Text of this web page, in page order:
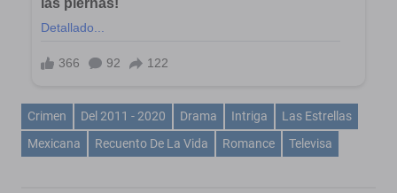
Crimen Del 2011 - 2020 Drama Intriga
Las Estrellas
Mexicana
Recuento De La Vida Romance Televisa